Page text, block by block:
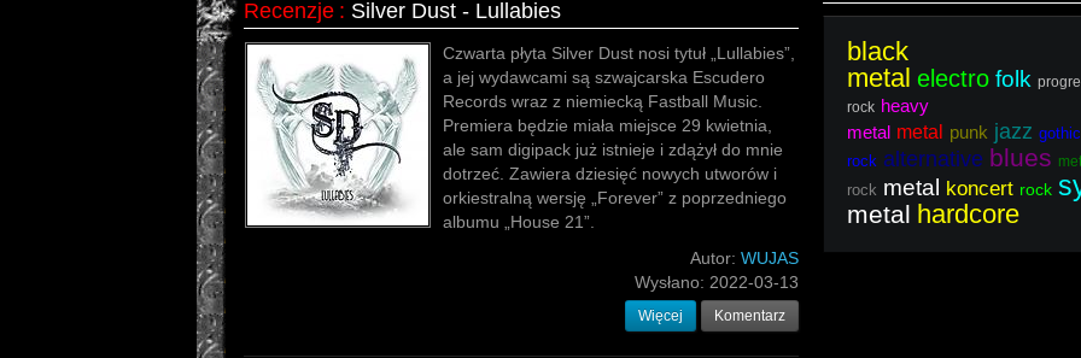
Recenzje : Silver Dust - Lullabies
Czwarta płyta Silver Dust nosi tytuł „Lullabies”,
a jej wydawcami są szwajcarska Escudero
Records wraz z niemiecką Fastball Music.
Premiera będzie miała miejsce 29 kwietnia,
ale sam digipack już istnieje i zdążył do mnie
dotrzeć. Zawiera dziesięć nowych utworów i
orkiestralną wersję „Forever” z poprzedniego
albumu „House 21”.
Autor: WUJAS
Wysłano: 2022-03-13
Więcej Komentarz
black
metal electro folk
rock heavy
metal metal punk jazz gothic
rock alternative blues
rock metal koncert rock
metal hardcore